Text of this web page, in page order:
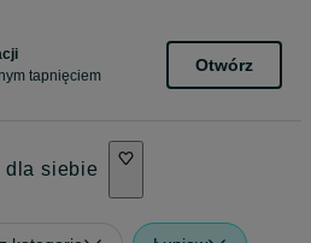
tapnięciem
Otwórz
dla siebie